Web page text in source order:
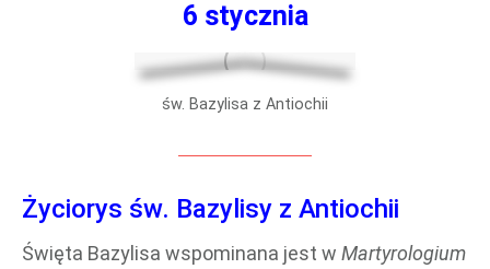
6 stycznia
św. Bazylisa z Antiochii
Życiorys św. Bazylisy z Antiochii
Święta Bazylisa wspominana jest w Martyrologium